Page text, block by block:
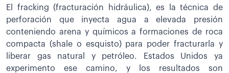
El fracking (fracturación hidráulica), es la técnica de
perforación que inyecta agua a elevada presión
conteniendo arena y químicos a formaciones de roca
compacta (shale o esquisto) para poder fracturarla y
liberar gas natural y petróleo. Estados Unidos ya
experimento ese camino, y los resultados son